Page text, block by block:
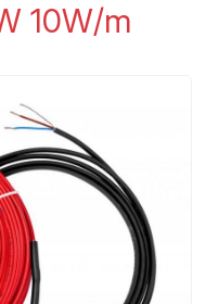
10W/m